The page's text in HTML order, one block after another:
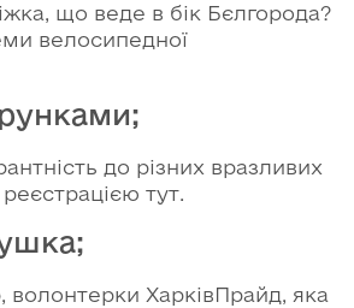
що веде в бік Бєлгорода?
велосипедної
до різних вразливих
тут.
ХарківПрайд, яка